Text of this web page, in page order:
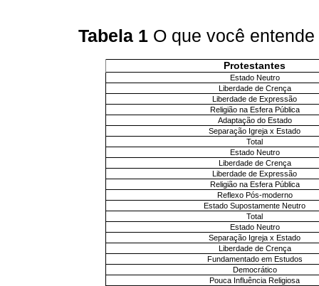
Tabela 1 O que você
Protestantes
Estado Neutro
Liberdade de Crença
Liberdade de Expressão
Religião na Esfera Pública
Adaptação do Estado
Separação Igreja x Estado
Total
Estado Neutro
Liberdade de Crença
Liberdade de Expressão
Religião na Esfera Pública
Reflexo Pós-moderno
Estado Supostamente Neutro
Total
Estado Neutro
Separação Igreja x Estado
Liberdade de Crença
Fundamentado em Estudos
Democrático
Pouca Influência Religiosa